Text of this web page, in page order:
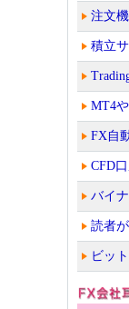
注文
積立
MT4
FX自
CFD
バイ
読者
ビッ